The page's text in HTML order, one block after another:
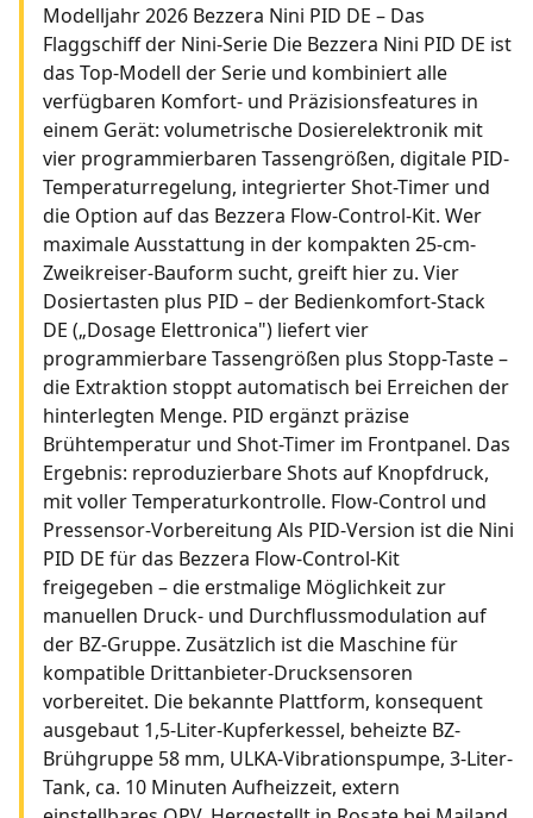
Modelljahr 2026 Bezzera Nini PID DE – Das
Flaggschiff der Nini-Serie Die Bezzera Nini PID DE ist
das Top-Modell der Serie und kombiniert alle
verfügbaren Komfort- und Präzisionsfeatures in
einem Gerät: volumetrische Dosierelektronik mit
vier programmierbaren Tassengrößen, digitale PID-
Temperaturregelung, integrierter Shot-Timer und
die Option auf das Bezzera Flow-Control-Kit. Wer
maximale Ausstattung in der kompakten 25-cm-
Zweikreiser-Bauform sucht, greift hier zu. Vier
Dosiertasten plus PID – der Bedienkomfort-Stack
DE („Dosage Elettronica") liefert vier
programmierbare Tassengrößen plus Stopp-Taste –
die Extraktion stoppt automatisch bei Erreichen der
hinterlegten Menge. PID ergänzt präzise
Brühtemperatur und Shot-Timer im Frontpanel. Das
Ergebnis: reproduzierbare Shots auf Knopfdruck,
mit voller Temperaturkontrolle. Flow-Control und
Pressensor-Vorbereitung Als PID-Version ist die Nini
PID DE für das Bezzera Flow-Control-Kit
freigegeben – die erstmalige Möglichkeit zur
manuellen Druck- und Durchflussmodulation auf
der BZ-Gruppe. Zusätzlich ist die Maschine für
kompatible Drittanbieter-Drucksensoren
vorbereitet. Die bekannte Plattform, konsequent
ausgebaut 1,5-Liter-Kupferkessel, beheizte BZ-
Brühgruppe 58 mm, ULKA-Vibrationspumpe, 3-Liter-
Tank, ca. 10 Minuten Aufheizzeit, extern